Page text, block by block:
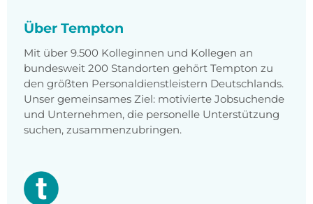
Über Tempton
Mit über 9.500 Kolleginnen und Kollegen an
bundesweit 200 Standorten gehört Tempton zu
den größten Personaldienstleistern Deutschlands.
Unser gemeinsames Ziel: motivierte Jobsuchende
und Unternehmen, die personelle Unterstützung
suchen, zusammenzubringen.